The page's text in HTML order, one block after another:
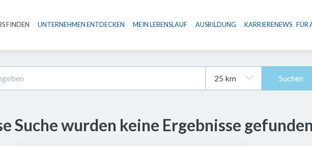
Haupt-Navigation
FINDEN UNTERNEHMEN ENTDECKEN MEIN LEBENSLAUF AUSBILDUNG KARRIERENEWS FÜR
Suchen
Suche wurden keine Ergebnisse